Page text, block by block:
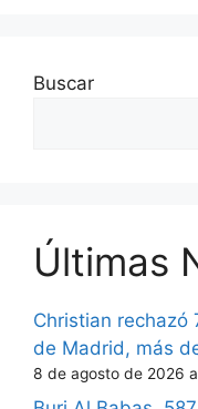
Buscar
Últimas
Christian
de Madrid, más
8 de agosto de 2026 a